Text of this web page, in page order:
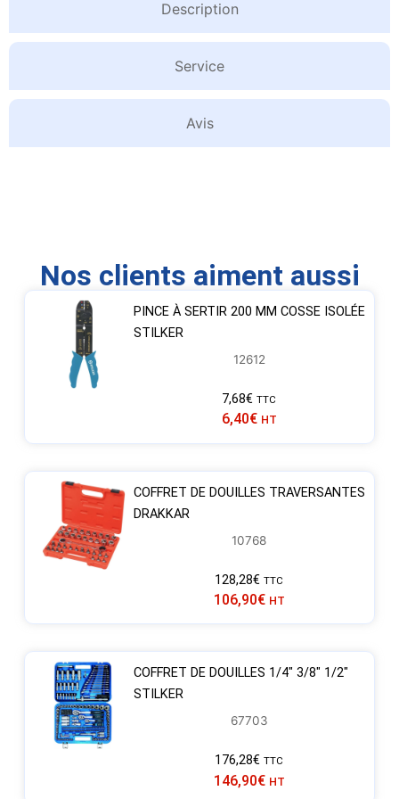
Description
Service
Avis
Nos clients aiment aussi
PINCE À SERTIR 200 MM COSSE ISOLÉE
STILKER
12612
7,68€ TTC
6,40€ HT
COFFRET DE DOUILLES TRAVERSANTES
DRAKKAR
10768
128,28€ TTC
106,90€ HT
COFFRET DE DOUILLES 1/4″ 3/8″ 1/2″
STILKER
67703
176,28€ TTC
146,90€ HT